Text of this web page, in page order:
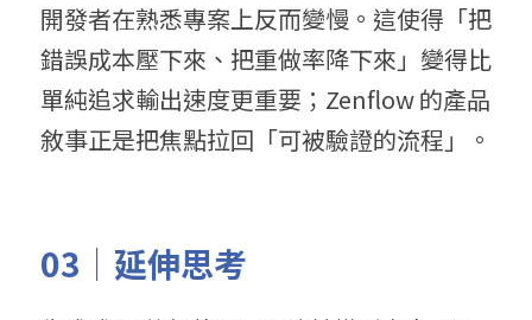
開發者在熟悉專案上反而變慢。這使得「把
錯誤成本壓下來、把重做率降下來」變得比
單純追求輸出速度更重要；Zenflow 的產品
敘事正是把焦點拉回「可被驗證的流程」。
03｜延伸思考